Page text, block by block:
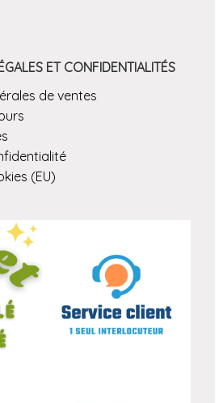
ET CONFIDENTIALITÉS
de ventes
(EU)